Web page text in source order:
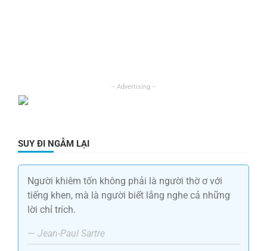
SUY ĐI NGẪM LẠI
Người khiêm tốn không phải là người thờ ơ với
tiếng khen, mà là người biết lắng nghe cả những
lời chỉ trích.
— Jean-Paul Sartre